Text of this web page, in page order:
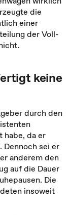
die
einer
der Voll-
keine
durch den
habe, da er
Dennoch sei er
anderem den
auf die Dauer
Die
insoweit